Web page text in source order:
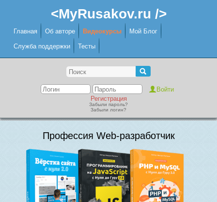
<MyRusakov.ru />
Главная Об авторе Видеокурсы Мой Блог
Служба поддержки Тесты
Регистрация
Забыли пароль?
Забыли логин?
Профессия Web-разработчик